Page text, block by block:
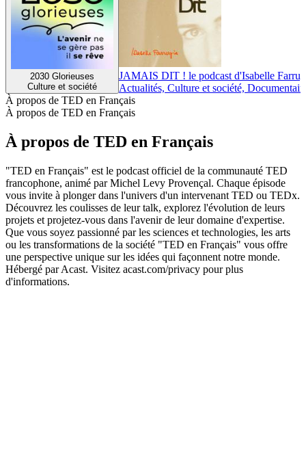
2030 Glorieuses
Culture et société
JAMAIS DIT ! le podcast d'Isabelle
Actualités, Culture et société,
À propos de TED en Français
À propos de TED en Français
À propos de TED en Français
"TED en Français" est le podcast officiel de la communauté TED
francophone, animé par Michel Levy Provençal. Chaque épisode
vous invite à plonger dans l'univers d'un intervenant TED ou TEDx.
Découvrez les coulisses de leur talk, explorez l'évolution de leurs
projets et projetez-vous dans l'avenir de leur domaine d'expertise.
Que vous soyez passionné par les sciences et technologies, les arts
ou les transformations de la société "TED en Français" vous offre
une perspective unique sur les idées qui façonnent notre monde.
Hébergé par Acast. Visitez acast.com/privacy pour plus
d'informations.